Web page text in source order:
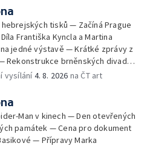
hebrejských tisků — Začíná Prague
Františka Kyncla a Martina
jedné výstavě — Krátké zprávy z
Rekonstrukce brněnských divadel
Knihovny Václava Havla —
vysílání4. 8. 2026 na ČT art
Man v kinech — Den otevřených
památek — Cena pro dokument
— Přípravy Marka